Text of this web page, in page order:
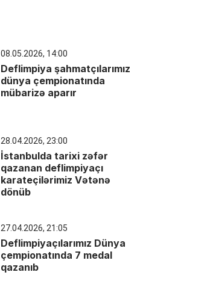
08.05.2026, 14:00
Deflimpiya şahmatçılarımız
dünya çempionatında
mübarizə aparır
28.04.2026, 23:00
İstanbulda tarixi zəfər
qazanan deflimpiyaçı
karateçilərimiz Vətənə
dönüb
27.04.2026, 21:05
Deflimpiyaçılarımız Dünya
çempionatında 7 medal
qazanıb